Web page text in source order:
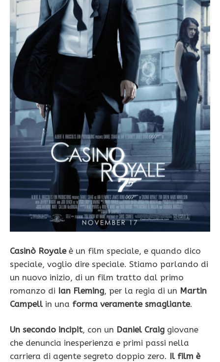
Casinò Royale è un film speciale, e quando dico
speciale, voglio dire speciale. Stiamo parlando di
un nuovo inizio, di un film tratto dal primo
romanzo di Ian Fleming, per la regia di un Martin
Campell in una forma veramente smagliante.
Un secondo incipit, con un Daniel Craig giovane
che denuncia inesperienza e primi passi nella
carriera di agente segreto doppio zero. Il film è